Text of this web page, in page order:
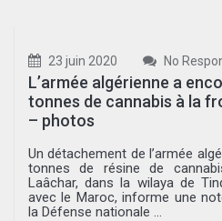
23 juin 2020 No
L’armée algérienne a
tonnes de cannabis à la
– photos
Un détachement de l’armée
tonnes de résine de
Laâchar, dans la wilaya de
avec le Maroc, informe une
la Défense nationale ...